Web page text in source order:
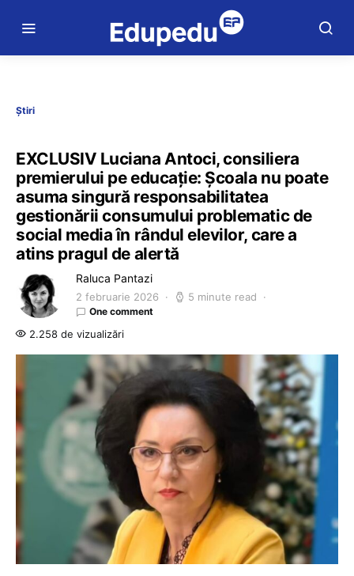
Știri
EXCLUSIV Luciana Antoci, consiliera
premierului pe educație: Școala nu poate
asuma singură responsabilitatea
gestionării consumului problematic de
social media în rândul elevilor, care a
atins pragul de alertă
Raluca Pantazi
2 februarie 2026 5 minute read
One comment
2.258 de vizualizări